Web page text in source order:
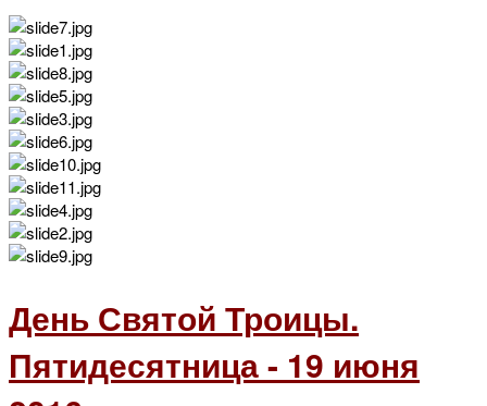
День Святой Троицы.
Пятидесятница - 19 июня